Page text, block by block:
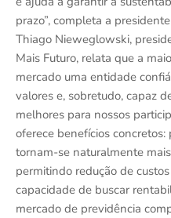
prazo”, completa a
Thiago Nieweglowski,
Mais Futuro, relata que a
mercado uma entidade
valores e, sobretudo, capaz
melhores para nossos
oferece benefícios
tornam-se naturalmente
permitindo redução de
capacidade de buscar
mercado de previdência